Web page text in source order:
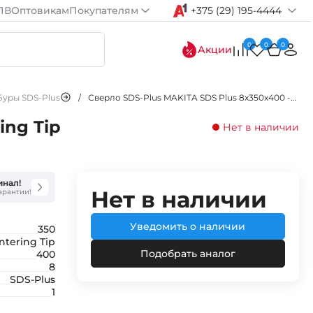
ОптовикамПокупателям +375 (29) 195-4444
Акции 0 0 0
SDS-Plus / Сверло SDS-Plus MAKITA SDS Plus 8x350x400 -бур по бетону Centering Tip
Tip
Нет в наличии
350
Tip
400
8
SDS-Plus
1
Нет в наличии
Уведомить о наличии
Подобрать аналог